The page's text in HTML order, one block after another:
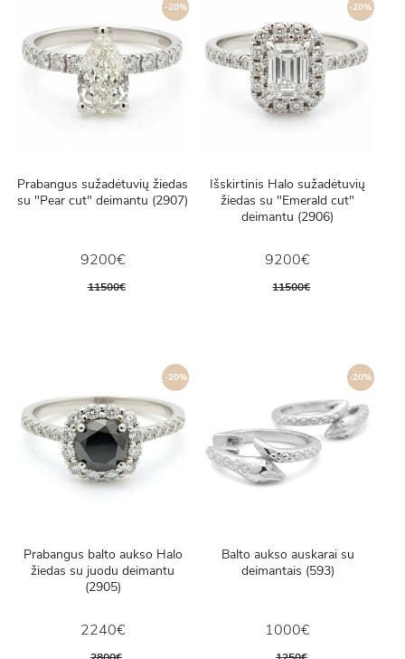
-20%
Prabangus sužadėtuvių žiedas
su "Pear cut" deimantu (2907)
9200€
11500€
-20%
Išskirtinis Halo sužadėtuvių
žiedas su "Emerald cut"
deimantu (2906)
9200€
11500€
-20%
Prabangus balto aukso Halo
žiedas su juodu deimantu
(2905)
2240€
-20%
Balto aukso auskarai su
deimantais (593)
1000€